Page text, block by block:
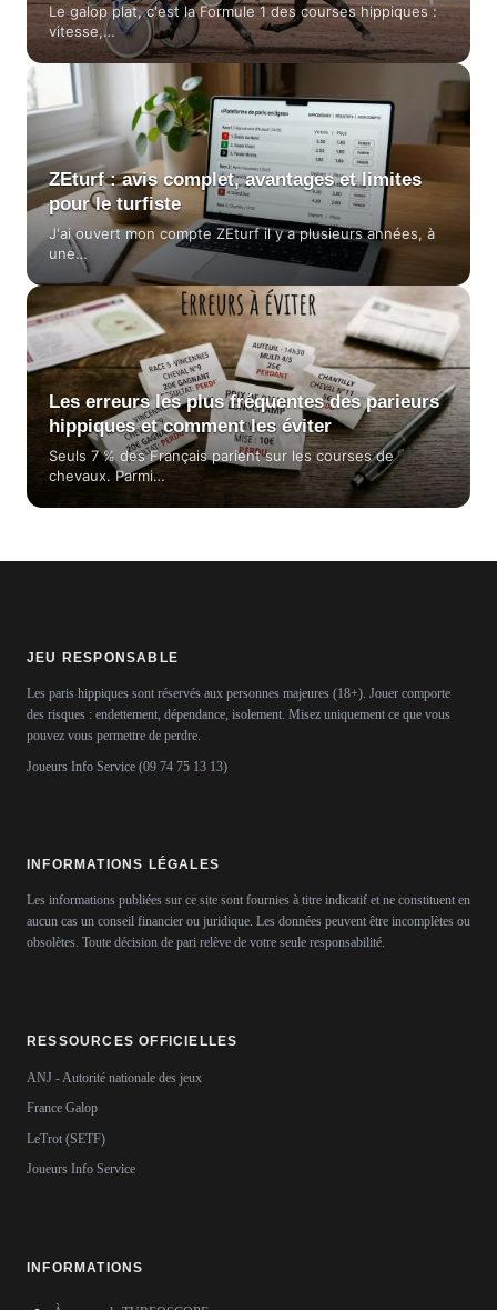
Le galop plat, c'est la Formule 1 des courses hippiques :
vitesse,…
ZEturf : avis complet, avantages et limites
pour le turfiste
J'ai ouvert mon compte ZEturf il y a plusieurs années, à
une…
Les erreurs les plus fréquentes des parieurs
hippiques et comment les éviter
Seuls 7 % des Français parient sur les courses de
chevaux. Parmi…
JEU RESPONSABLE
Les paris hippiques sont réservés aux personnes majeures (18+). Jouer comporte
des risques : endettement, dépendance, isolement. Misez uniquement ce que vous
pouvez vous permettre de perdre.
Joueurs Info Service (09 74 75 13 13)
INFORMATIONS LÉGALES
Les informations publiées sur ce site sont fournies à titre indicatif et ne constituent en
aucun cas un conseil financier ou juridique. Les données peuvent être incomplètes ou
obsolètes. Toute décision de pari relève de votre seule responsabilité.
RESSOURCES OFFICIELLES
ANJ - Autorité nationale des jeux
France Galop
LeTrot (SETF)
Joueurs Info Service
INFORMATIONS